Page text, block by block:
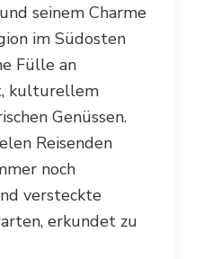
seinem Charme
im Südosten
Fülle an
kulturellem
Genüssen.
Reisenden
noch
versteckte
erkundet zu